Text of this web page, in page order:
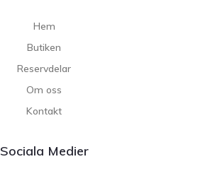
Hem
Butiken
Reservdelar
Om oss
Kontakt
Sociala Medier